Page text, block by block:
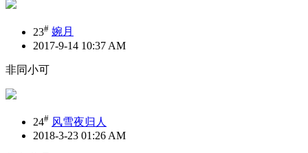
23# 婉月
2017-9-14 10:37 AM
非同小可
24# 风雪夜归人
2018-3-23 01:26 AM